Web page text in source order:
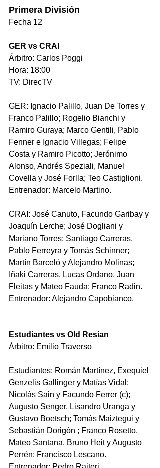
Primera División
Fecha 12
GER vs CRAI
Árbitro: Carlos Poggi
Hora: 18:00
TV: DirecTV
GER: Ignacio Palillo, Juan De Torres y
Franco Palillo; Rogelio Bianchi y
Ramiro Guraya; Marco Gentili, Pablo
Fenner e Ignacio Villegas; Felipe
Costa y Ramiro Picotto; Jerónimo
Alonso, Andrés Speziali, Manuel
Covella y José Forlla; Teo Castiglioni.
Entrenador: Marcelo Martino.
CRAI: José Canuto, Facundo Garibay y
Joaquín Lerche; José Dogliani y
Mariano Torres; Santiago Carreras,
Pablo Ferreyra y Tomás Schinner;
Martín Barceló y Alejandro Molinas;
Iñaki Carreras, Lucas Ordano, Juan
Fleitas y Mateo Fauda; Franco Radin.
Entrenador: Alejandro Capobianco.
Estudiantes vs Old Resian
Árbitro: Emilio Traverso
Estudiantes: Román Martínez, Exequiel
Genzelis Gallinger y Matías Vidal;
Nicolás Sain y Facundo Ferrer (c);
Augusto Senger, Lisandro Uranga y
Gustavo Boetsch; Tomás Maiztegui y
Sebastián Dorigón ; Franco Rosetto,
Mateo Santana, Bruno Heit y Augusto
Perrén; Francisco Lescano.